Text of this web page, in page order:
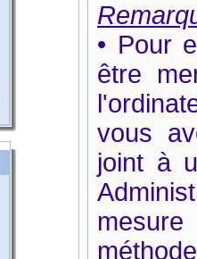
• Pour
être
vous
joint à
mesure